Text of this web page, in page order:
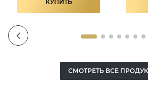
КУПИТЬ
СМОТРЕТЬ ВСЕ